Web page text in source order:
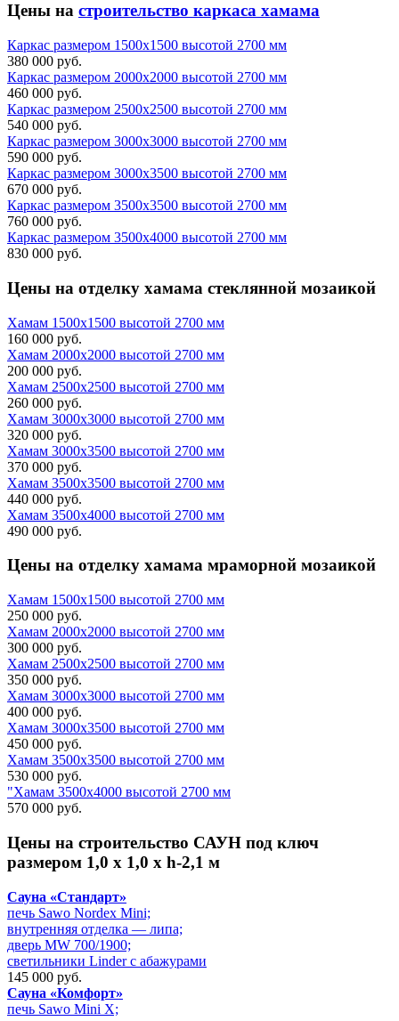
Цены на строительство каркаса хамама
Каркас размером 1500х1500 высотой 2700 мм
380 000 руб.
Каркас размером 2000х2000 высотой 2700 мм
460 000 руб.
Каркас размером 2500х2500 высотой 2700 мм
540 000 руб.
Каркас размером 3000х3000 высотой 2700 мм
590 000 руб.
Каркас размером 3000х3500 высотой 2700 мм
670 000 руб.
Каркас размером 3500х3500 высотой 2700 мм
760 000 руб.
Каркас размером 3500х4000 высотой 2700 мм
830 000 руб.
Цены на отделку хамама стеклянной мозаикой
Хамам 1500х1500 высотой 2700 мм
160 000 руб.
Хамам 2000х2000 высотой 2700 мм
200 000 руб.
Хамам 2500х2500 высотой 2700 мм
260 000 руб.
Хамам 3000х3000 высотой 2700 мм
320 000 руб.
Хамам 3000х3500 высотой 2700 мм
370 000 руб.
Хамам 3500х3500 высотой 2700 мм
440 000 руб.
Хамам 3500х4000 высотой 2700 мм
490 000 руб.
Цены на отделку хамама мраморной мозаикой
Хамам 1500х1500 высотой 2700 мм
250 000 руб.
Хамам 2000х2000 высотой 2700 мм
300 000 руб.
Хамам 2500х2500 высотой 2700 мм
350 000 руб.
Хамам 3000х3000 высотой 2700 мм
400 000 руб.
Хамам 3000х3500 высотой 2700 мм
450 000 руб.
Хамам 3500х3500 высотой 2700 мм
530 000 руб.
"Хамам 3500х4000 высотой 2700 мм
570 000 руб.
Цены на строительство САУН под ключ
размером 1,0 х 1,0 х h-2,1 м
Сауна «Стандарт»
печь Sawo Nordex Mini;
внутренняя отделка — липа;
дверь MW 700/1900;
светильники Linder с абажурами
145 000 руб.
Сауна «Комфорт»
печь Sawo Mini X;